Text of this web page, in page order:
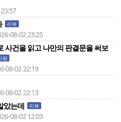
리뷰
08-02 23:25
사건을 읽고 나만의 판결문을 써보
평
08-02 22:19
08-02 22:13
았는데 리뷰
08-02 12:03